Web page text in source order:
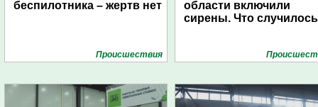
беспилотника – жертв нет
Проиcшествия
области включили
сирены. Что